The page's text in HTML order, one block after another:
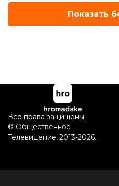
Показать
Все права защищены:
© Общественное
Телевидение, 2013-2026.